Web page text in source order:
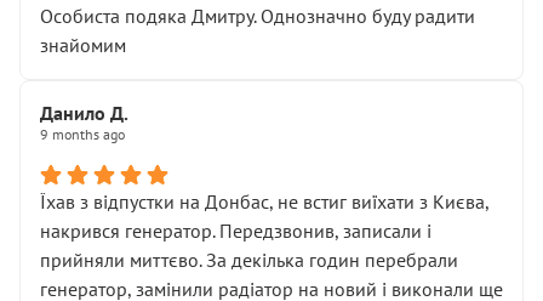
Особиста подяка Дмитру. Однозначно буду радити
знайомим
Данило Д.
9 months ago
Їхав з відпустки на Донбас, не встиг виїхати з Києва,
накрився генератор. Передзвонив, записали і
прийняли миттєво. За декілька годин перебрали
генератор, замінили радіатор на новий і виконали ще